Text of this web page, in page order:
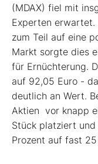
(MDAX) fiel mit
Experten
zum Teil auf eine
Markt sorgte dies
für Ernüchterung.
auf 92,05 Euro -
deutlich an Wert.
Aktien vor knapp
Stück platziert
Prozent auf fast